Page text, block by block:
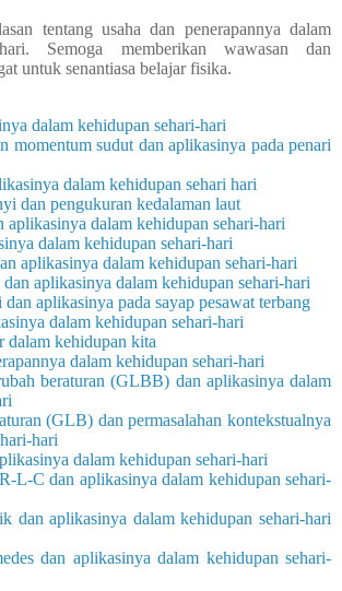
tentang usaha dan penerapannya dalam
Semoga memberikan wawasan dan
untuk senantiasa belajar fisika.
dalam kehidupan sehari-hari
momentum sudut dan aplikasinya pada penari
dalam kehidupan sehari hari
dan pengukuran kedalaman laut
aplikasinya dalam kehidupan sehari-hari
dalam kehidupan sehari-hari
aplikasinya dalam kehidupan sehari-hari
aplikasinya dalam kehidupan sehari-hari
aplikasinya pada sayap pesawat terbang
dalam kehidupan sehari-hari
dalam kehidupan kita
dalam kehidupan sehari-hari
beraturan (GLBB) dan aplikasinya dalam
(GLB) dan permasalahan kontekstualnya
hari
dalam kehidupan sehari-hari
L-C dan aplikasinya dalam kehidupan sehari-
dan aplikasinya dalam kehidupan sehari-hari
dan aplikasinya dalam kehidupan sehari-